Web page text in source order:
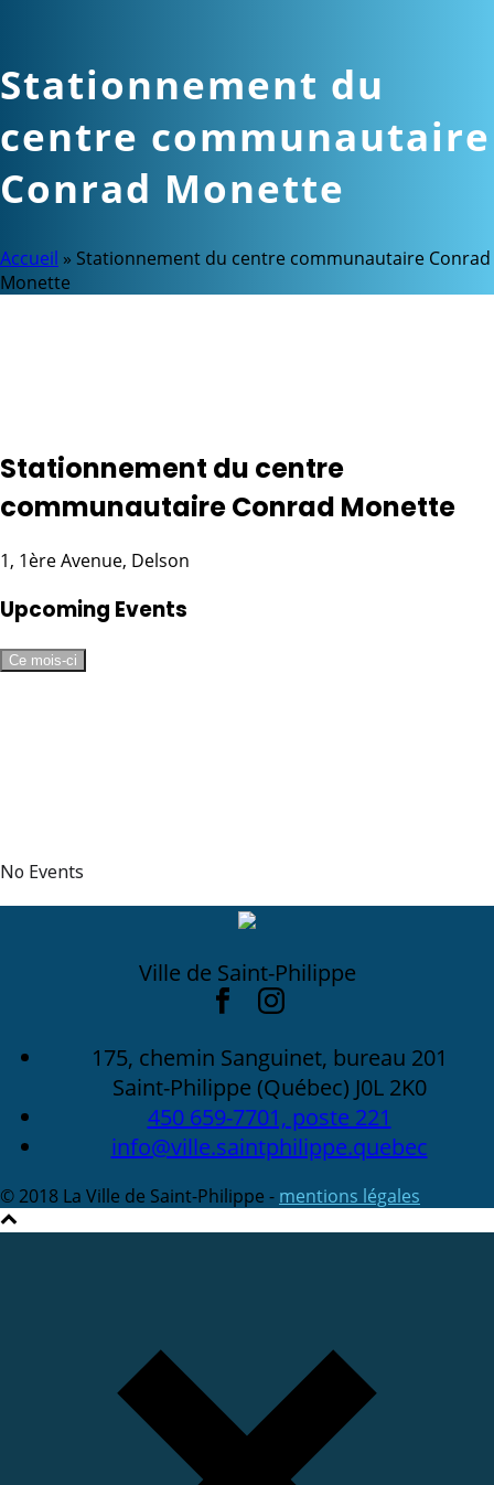
Stationnement du
centre communautaire
Conrad Monette
Accueil » Stationnement du centre communautaire Conrad
Monette
Stationnement du centre
communautaire Conrad Monette
1, 1ère Avenue, Delson
Upcoming Events
Ce mois-ci
No Events
Ville de Saint-Philippe
175, chemin Sanguinet, bureau 201
Saint-Philippe (Québec) J0L 2K0
450 659-7701, poste 221
info@ville.saintphilippe.quebec
© 2018 La Ville de Saint-Philippe - mentions légales